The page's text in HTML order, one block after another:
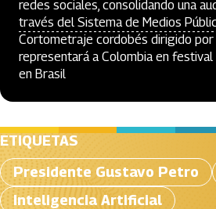
redes sociales, consolidando una
través del Sistema de Medios
Cortometraje cordobés dirigido por
representará a Colombia en
en Brasil
ETIQUETAS
Presidente Gustavo Petro
Inteligencia Artificial